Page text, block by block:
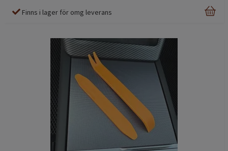
Finns i lager för omg leverans